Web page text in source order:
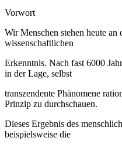
Vorwort
Wir Menschen stehen heute an
wissenschaftlichen
Erkenntnis. Nach fast 6000
in der Lage, selbst
transzendente Phänomene
Prinzip zu durchschauen.
Dieses Ergebnis des
beispielsweise die